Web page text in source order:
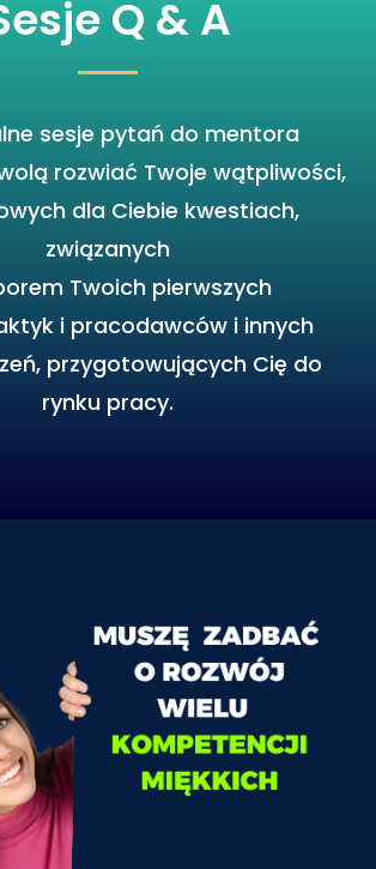
Q & A
sesje pytań do mentora
rozwiać Twoje wątpliwości,
dla Ciebie kwestiach,
związanych
Twoich pierwszych
i pracodawców i innych
przygotowujących Cię do
rynku pracy.